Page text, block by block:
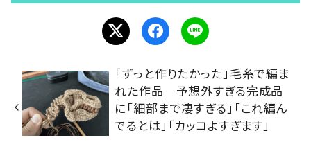
「ずっと作りたかった」毛糸で編ま
れた作品 予想外すぎる完成品
に「細部まで凄すぎる」「これ編ん
でるとは」「カッコよすぎます」